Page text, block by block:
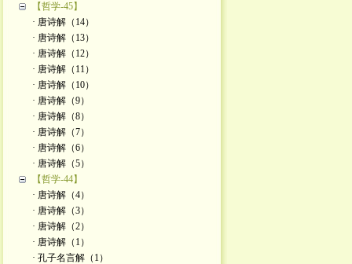
【哲学-45】
· 唐诗解（14）
· 唐诗解（13）
· 唐诗解（12）
· 唐诗解（11）
· 唐诗解（10）
· 唐诗解（9）
· 唐诗解（8）
· 唐诗解（7）
· 唐诗解（6）
· 唐诗解（5）
【哲学-44】
· 唐诗解（4）
· 唐诗解（3）
· 唐诗解（2）
· 唐诗解（1）
· 孔子名言解（1）